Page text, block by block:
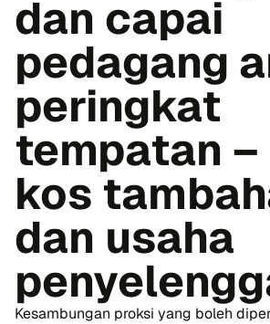
dan capai
pedagang
peringkat
tempatan
kos
dan usaha
Kesambungan proksi yang boleh